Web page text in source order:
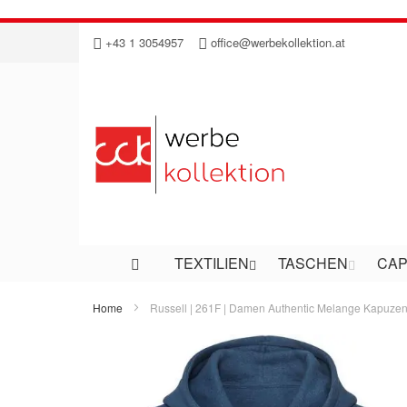
Direkt
Inhalt
+43 1 3054957 office@werbekollektion.at
TEXTILIEN TASCHEN
Home Russell | 261F | Damen Authentic Melange
Bildergalerie